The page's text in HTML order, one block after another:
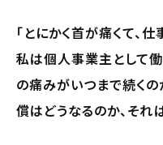
「とにかく首が痛くて、
私は個人事業主として働
の痛みがいつまで続く
償はどうなるのか、それ